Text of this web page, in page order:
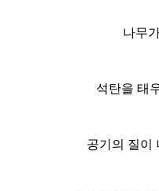
나무
석탄을 태
공기의 질이